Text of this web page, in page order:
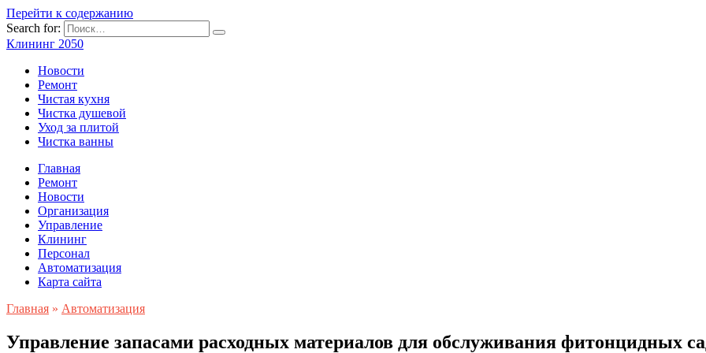
Перейти к содержанию
Search for:
Клининг 2050
Новости
Ремонт
Чистая кухня
Чистка душевой
Уход за плитой
Чистка ванны
Главная
Ремонт
Новости
Организация
Управление
Клининг
Персонал
Автоматизация
Карта сайта
Главная » Автоматизация
Управление запасами расходных материалов для обслуживания фитонцидных